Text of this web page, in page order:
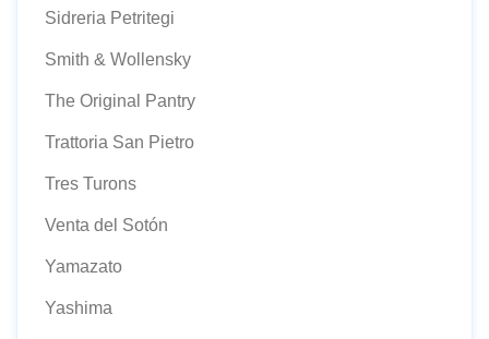
Sidreria Petritegi
Smith & Wollensky
The Original Pantry
Trattoria San Pietro
Tres Turons
Venta del Sotón
Yamazato
Yashima